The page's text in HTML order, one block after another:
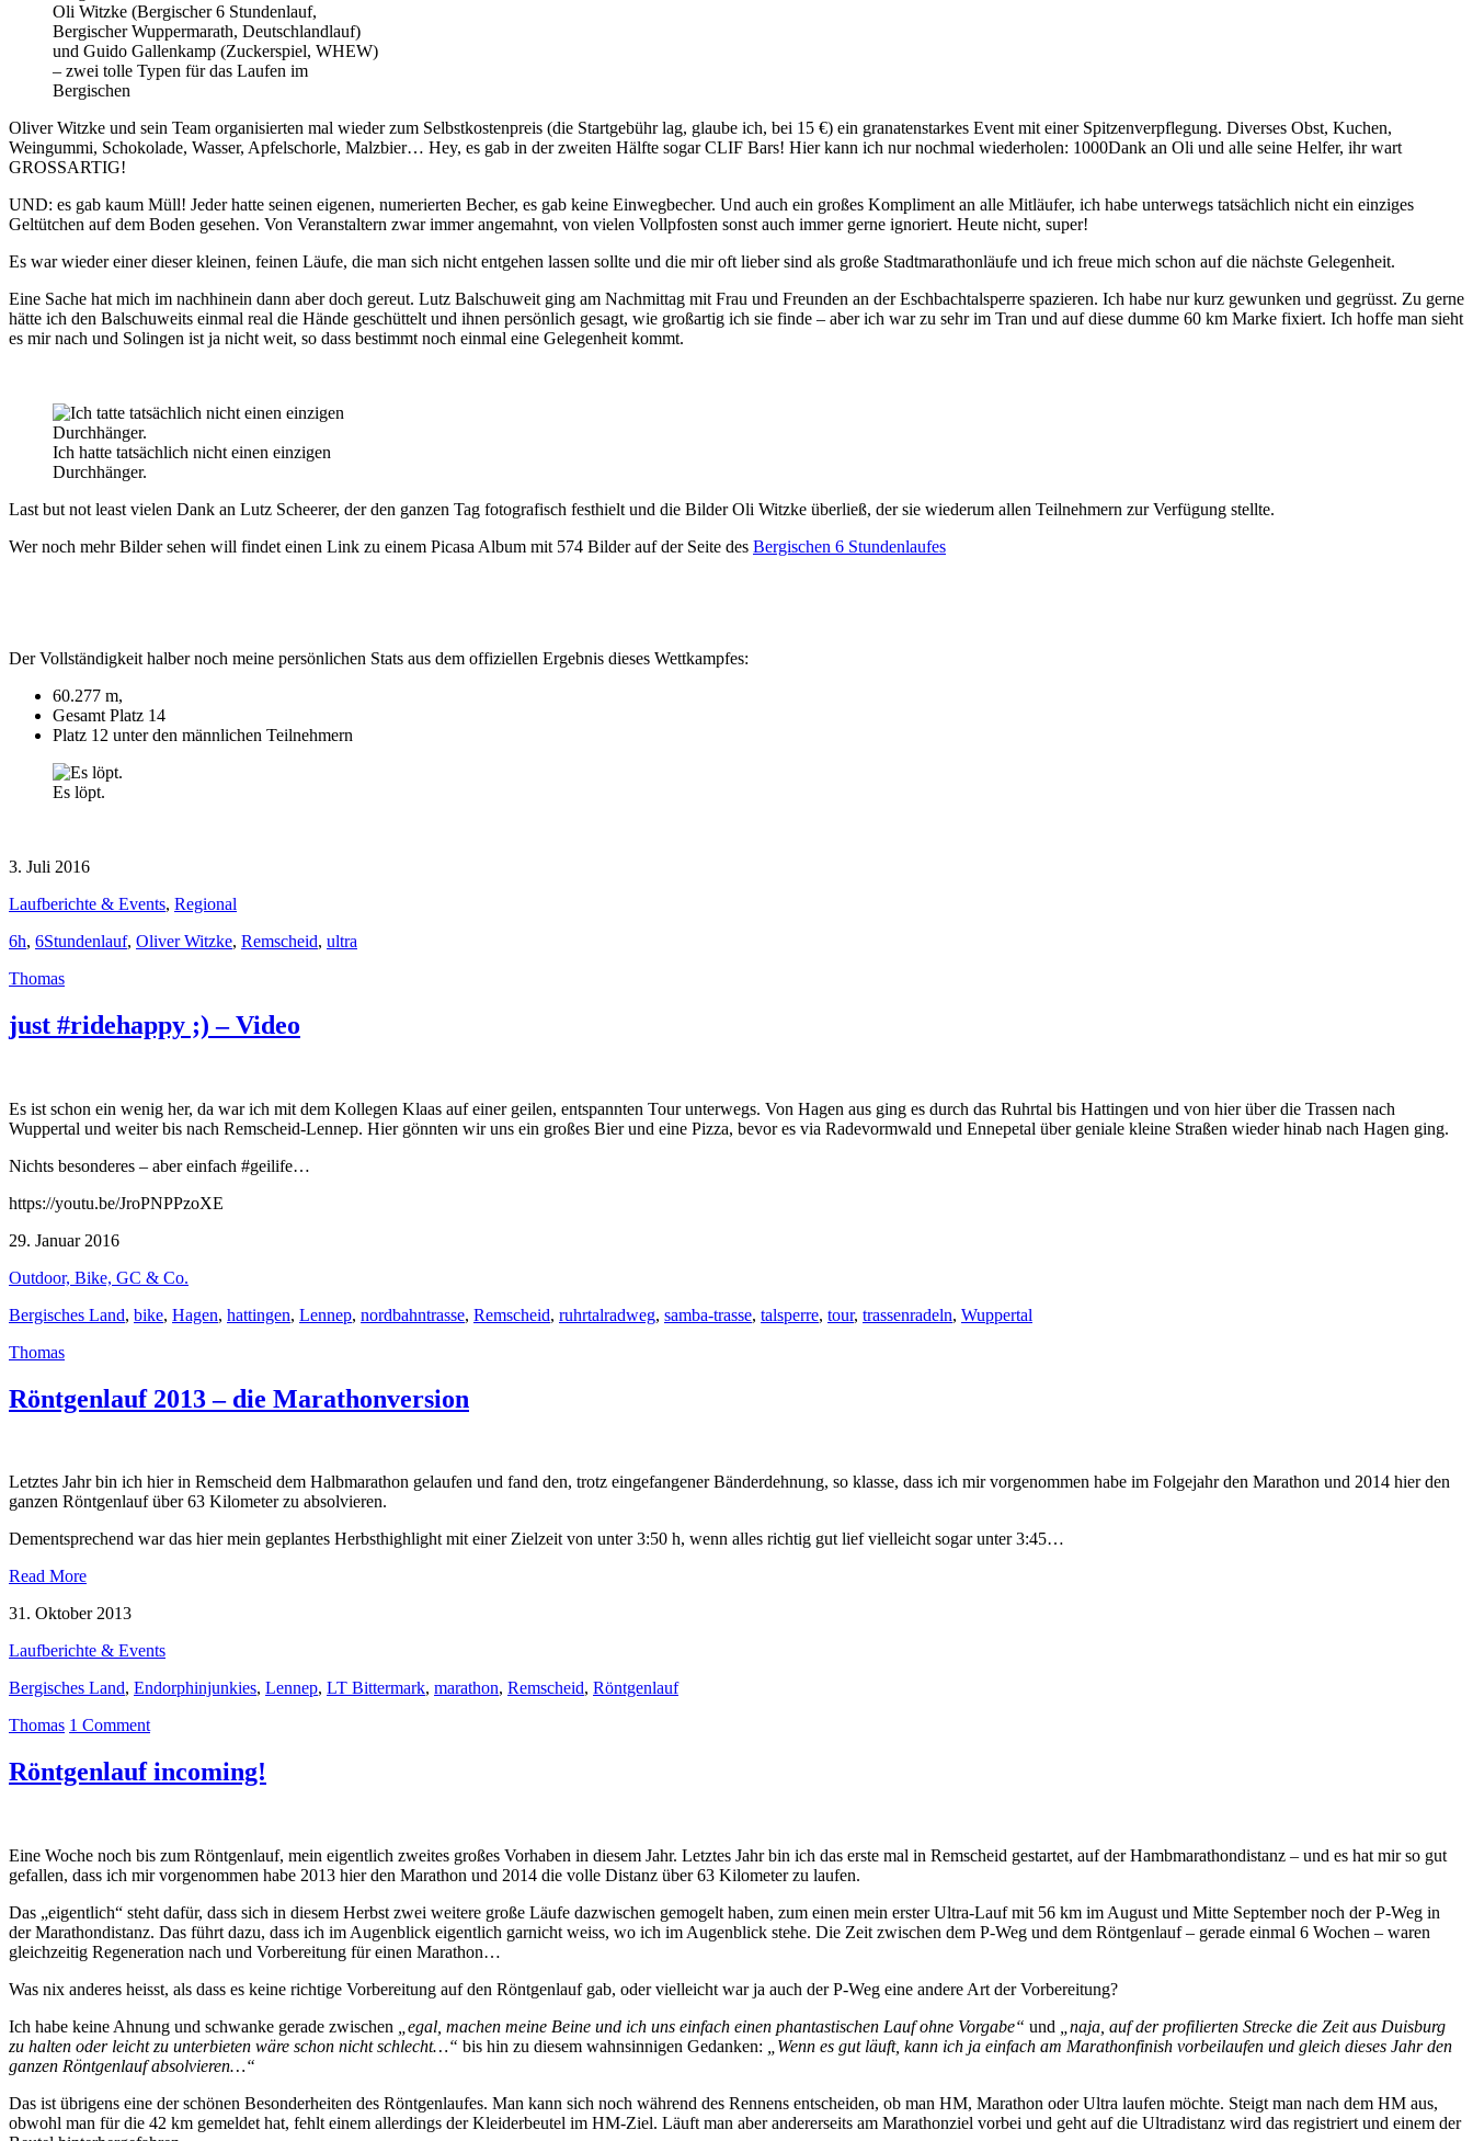
Oli Witzke (Bergischer 6 Stundenlauf,
Bergischer Wuppermarath, Deutschlandlauf)
und Guido Gallenkamp (Zuckerspiel, WHEW)
– zwei tolle Typen für das Laufen im
Bergischen
Oliver Witzke und sein Team organisierten mal wieder zum Selbstkostenpreis (die Startgebühr lag, glaube ich, bei 15 €) ein granatenstarkes Event mit einer Spitzenverpflegung. Diverses Obst, Kuchen,
Weingummi, Schokolade, Wasser, Apfelschorle, Malzbier… Hey, es gab in der zweiten Hälfte sogar CLIF Bars! Hier kann ich nur nochmal wiederholen: 1000Dank an Oli und alle seine Helfer, ihr wart
GROSSARTIG!
UND: es gab kaum Müll! Jeder hatte seinen eigenen, numerierten Becher, es gab keine Einwegbecher. Und auch ein großes Kompliment an alle Mitläufer, ich habe unterwegs tatsächlich nicht ein einziges
Geltütchen auf dem Boden gesehen. Von Veranstaltern zwar immer angemahnt, von vielen Vollpfosten sonst auch immer gerne ignoriert. Heute nicht, super!
Es war wieder einer dieser kleinen, feinen Läufe, die man sich nicht entgehen lassen sollte und die mir oft lieber sind als große Stadtmarathonläufe und ich freue mich schon auf die nächste Gelegenheit.
Eine Sache hat mich im nachhinein dann aber doch gereut. Lutz Balschuweit ging am Nachmittag mit Frau und Freunden an der Eschbachtalsperre spazieren. Ich habe nur kurz gewunken und gegrüsst. Zu gerne
hätte ich den Balschuweits einmal real die Hände geschüttelt und ihnen persönlich gesagt, wie großartig ich sie finde – aber ich war zu sehr im Tran und auf diese dumme 60 km Marke fixiert. Ich hoffe man sieht
es mir nach und Solingen ist ja nicht weit, so dass bestimmt noch einmal eine Gelegenheit kommt.
Ich hatte tatsächlich nicht einen einzigen
Durchhänger.
Last but not least vielen Dank an Lutz Scheerer, der den ganzen Tag fotografisch festhielt und die Bilder Oli Witzke überließ, der sie wiederum allen Teilnehmern zur Verfügung stellte.
Wer noch mehr Bilder sehen will findet einen Link zu einem Picasa Album mit 574 Bilder auf der Seite des Bergischen 6 Stundenlaufes
Der Vollständigkeit halber noch meine persönlichen Stats aus dem offiziellen Ergebnis dieses Wettkampfes:
60.277 m,
Gesamt Platz 14
Platz 12 unter den männlichen Teilnehmern
Es löpt.
3. Juli 2016
Laufberichte & Events, Regional
6h, 6Stundenlauf, Oliver Witzke, Remscheid, ultra
Thomas
just #ridehappy ;) – Video
Es ist schon ein wenig her, da war ich mit dem Kollegen Klaas auf einer geilen, entspannten Tour unterwegs. Von Hagen aus ging es durch das Ruhrtal bis Hattingen und von hier über die Trassen nach
Wuppertal und weiter bis nach Remscheid-Lennep. Hier gönnten wir uns ein großes Bier und eine Pizza, bevor es via Radevormwald und Ennepetal über geniale kleine Straßen wieder hinab nach Hagen ging.
Nichts besonderes – aber einfach #geilife…
https://youtu.be/JroPNPPzoXE
29. Januar 2016
Outdoor, Bike, GC & Co.
Bergisches Land, bike, Hagen, hattingen, Lennep, nordbahntrasse, Remscheid, ruhrtalradweg, samba-trasse, talsperre, tour, trassenradeln, Wuppertal
Thomas
Röntgenlauf 2013 – die Marathonversion
Letztes Jahr bin ich hier in Remscheid dem Halbmarathon gelaufen und fand den, trotz eingefangener Bänderdehnung, so klasse, dass ich mir vorgenommen habe im Folgejahr den Marathon und 2014 hier den
ganzen Röntgenlauf über 63 Kilometer zu absolvieren.
Dementsprechend war das hier mein geplantes Herbsthighlight mit einer Zielzeit von unter 3:50 h, wenn alles richtig gut lief vielleicht sogar unter 3:45…
Read More
31. Oktober 2013
Laufberichte & Events
Bergisches Land, Endorphinjunkies, Lennep, LT Bittermark, marathon, Remscheid, Röntgenlauf
Thomas 1 Comment
Röntgenlauf incoming!
Eine Woche noch bis zum Röntgenlauf, mein eigentlich zweites großes Vorhaben in diesem Jahr. Letztes Jahr bin ich das erste mal in Remscheid gestartet, auf der Hambmarathondistanz – und es hat mir so gut
gefallen, dass ich mir vorgenommen habe 2013 hier den Marathon und 2014 die volle Distanz über 63 Kilometer zu laufen.
Das „eigentlich“ steht dafür, dass sich in diesem Herbst zwei weitere große Läufe dazwischen gemogelt haben, zum einen mein erster Ultra-Lauf mit 56 km im August und Mitte September noch der P-Weg in
der Marathondistanz. Das führt dazu, dass ich im Augenblick eigentlich garnicht weiss, wo ich im Augenblick stehe. Die Zeit zwischen dem P-Weg und dem Röntgenlauf – gerade einmal 6 Wochen – waren
gleichzeitig Regeneration nach und Vorbereitung für einen Marathon…
Was nix anderes heisst, als dass es keine richtige Vorbereitung auf den Röntgenlauf gab, oder vielleicht war ja auch der P-Weg eine andere Art der Vorbereitung?
Ich habe keine Ahnung und schwanke gerade zwischen „egal, machen meine Beine und ich uns einfach einen phantastischen Lauf ohne Vorgabe“ und
„naja, auf der profilierten Strecke die Zeit aus Duisburg
zu halten oder leicht zu unterbieten wäre schon nicht schlecht…“ bis hin zu diesem wahnsinnigen Gedanken:
„Wenn es gut läuft, kann ich ja einfach am Marathonfinish vorbeilaufen und gleich dieses Jahr den
ganzen Röntgenlauf absolvieren…“
Das ist übrigens eine der schönen Besonderheiten des Röntgenlaufes. Man kann sich noch während des Rennens entscheiden, ob man HM, Marathon oder Ultra laufen möchte. Steigt man nach dem HM aus,
obwohl man für die 42 km gemeldet hat, fehlt einem allerdings der Kleiderbeutel im HM-Ziel. Läuft man aber andererseits am Marathonziel vorbei und geht auf die Ultradistanz wird das registriert und einem der